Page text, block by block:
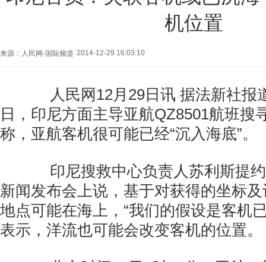
机位置
来源：人民网-国际频道 2014-12-29 16:03:10
人民网12月29日讯 据法新社报
日，印尼方面主导亚航QZ8501航班搜
称，亚航客机很可能已经“沉入海底”。
印尼搜救中心负责人苏利斯提约
新闻发布会上说，基于对获得的坐标
地点可能在海上，“我们的假设是客机
表示，洋流也可能会改变客机的位置。